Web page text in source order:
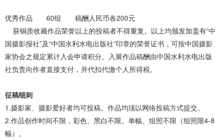
优秀作品 60组 稿酬人民币各200元
获铜质收藏作品荣誉以上的投稿者不得重复。以上均颁发加盖有“中
国摄影报社”及“中国水利水电出版社”印章的荣誉证书，可按中国摄影
家协会之规定累计入会申请积分。入展作品稿酬由中国水利水电出版
社负责向作者直接支付，并代扣代缴个人所得税。
征稿细则
1.摄影家、摄影爱好者均可投稿。作品均须以网络投稿方式提交。
2.作品创作时间不限，彩色、黑白不限。单幅、组照不限（组照限4-8
幅）。